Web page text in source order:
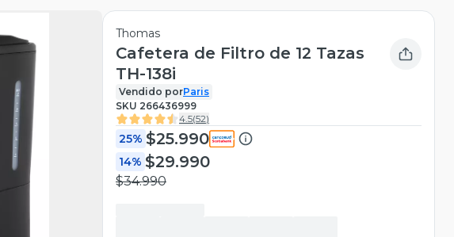
Thomas
Cafetera de Filtro de 12 Tazas
TH-138i
Vendido porParis
SKU 266436999
4.5(52)
25% $25.990
14% $29.990
$34.990